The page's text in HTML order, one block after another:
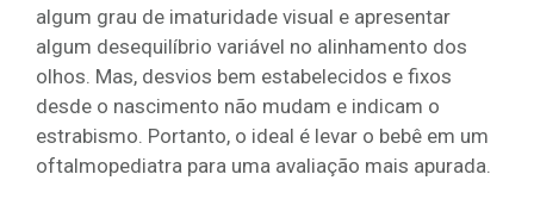
algum grau de imaturidade visual e apresentar
algum desequilíbrio variável no alinhamento dos
olhos. Mas, desvios bem estabelecidos e fixos
desde o nascimento não mudam e indicam o
estrabismo. Portanto, o ideal é levar o bebê em um
oftalmopediatra para uma avaliação mais apurada.